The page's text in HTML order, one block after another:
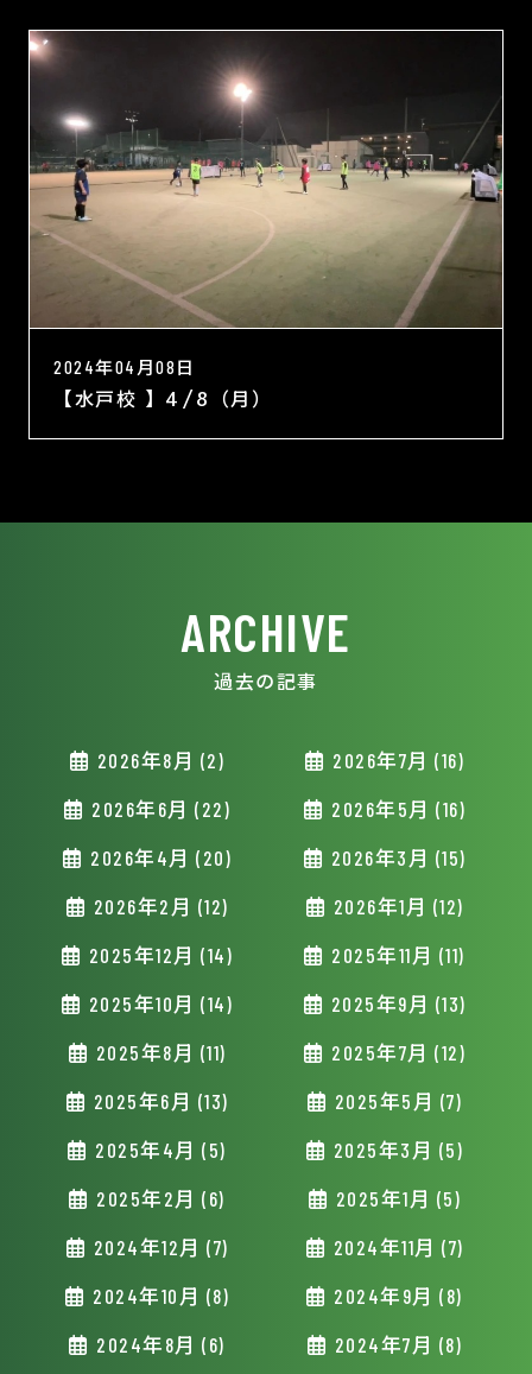
2024年04月08日
【水戸校 】4/8（月）
ARCHIVE
過去の記事
2026年8月 (2) 2026年7月 (16)
2026年6月 (22) 2026年5月 (16)
2026年4月 (20) 2026年3月 (15)
2026年2月 (12) 2026年1月 (12)
2025年12月 (14) 2025年11月 (11)
2025年10月 (14) 2025年9月 (13)
2025年8月 (11) 2025年7月 (12)
2025年6月 (13) 2025年5月 (7)
2025年4月 (5) 2025年3月 (5)
2025年2月 (6) 2025年1月 (5)
2024年12月 (7) 2024年11月 (7)
2024年10月 (8) 2024年9月 (8)
2024年8月 (6) 2024年7月 (8)